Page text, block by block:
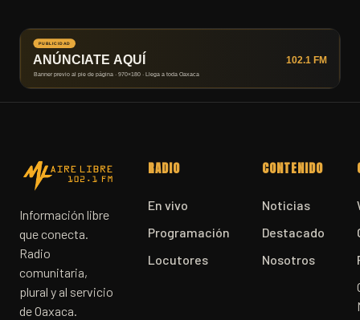
Información libre
que conecta.
Radio
comunitaria,
plural y al servicio
de Oaxaca.
RADIO
En vivo
Programación
Locutores
CONTENIDO
Noticias
Destacado
Nosotros